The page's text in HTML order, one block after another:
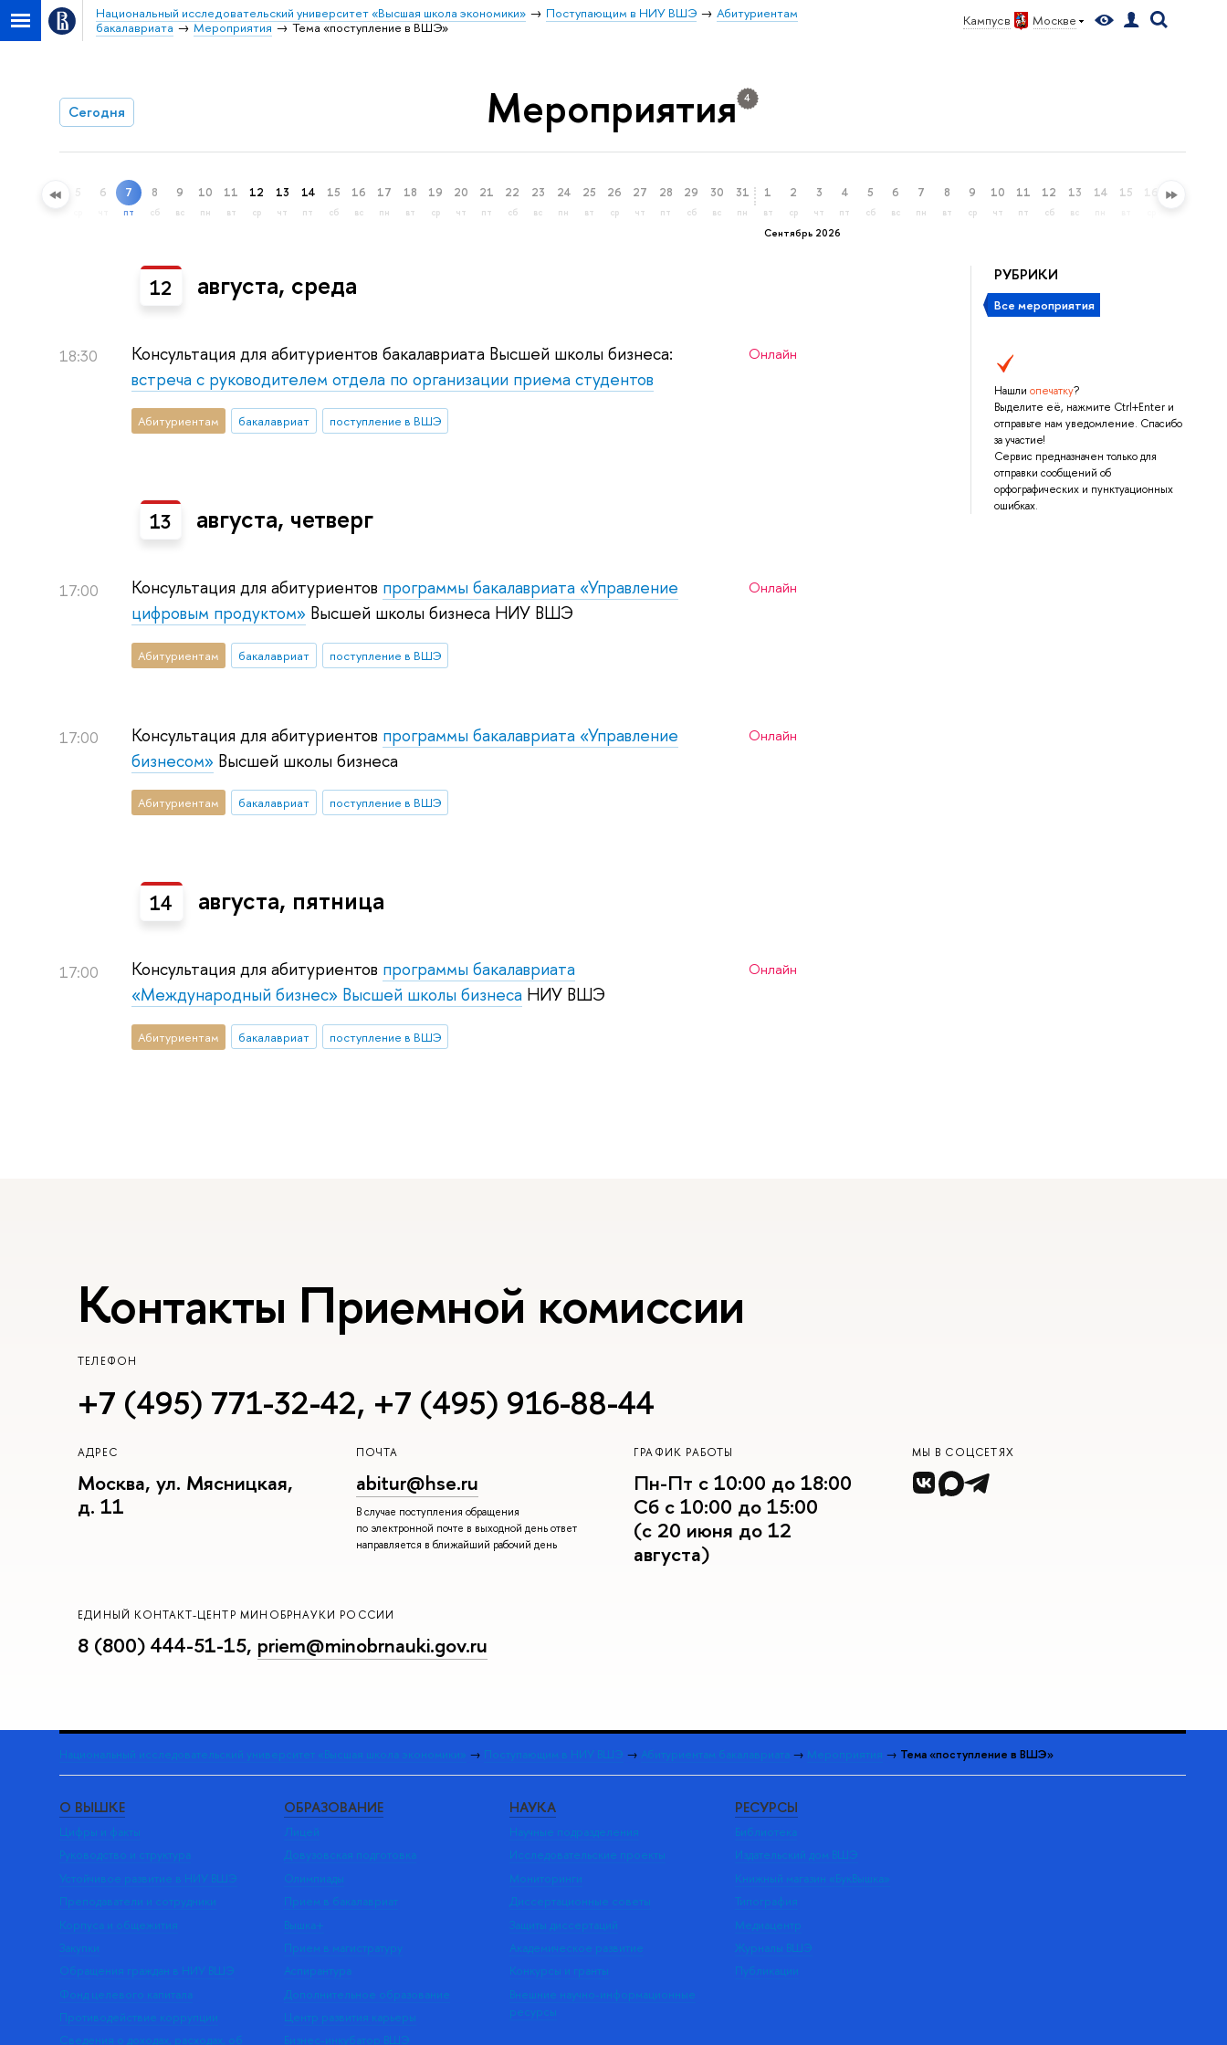
Кампус в Москве
Национальный исследовательский университет «Высшая школа экономики» Поступающим в НИУ ВШЭ
Абитуриентам
бакалавриата
Мероприятия Тема «поступление в ВШЭ»
Сегодня Мероприятия 4
поиск 5 6 7
пт
8
сб
9
вс
10
пн
11
вт
12
ср
13
чт
14
пт
15
сб
16
вс
17
пн
18
вт
19
ср
20
чт
21
пт
22
сб
23
вс
24
пн
25
вт
26
ср
27
чт
28
пт
29
сб
30
вс
31
пн
Сентябрь 2026
1
вт
2
ср
3
чт
4
пт
5
сб
6
вс
7
пн
8
вт
9
ср
10
чт
11
пт
12
сб
13
вс
14 15 16 17
РУБРИКИ
Все мероприятия
Нашли опечатку?
Выделите её, нажмите Ctrl+Enter и
отправьте нам уведомление. Спасибо
за участие!
Сервис предназначен только для
отправки сообщений об
орфографических и пунктуационных
ошибках.
12 августа, среда
18:30 Онлайн
Консультация для абитуриентов бакалавриата Высшей школы бизнеса:
встреча с руководителем отдела по организации приема студентов
Абитуриентам бакалавриат поступление в ВШЭ
13 августа, четверг
17:00 Онлайн
Консультация для абитуриентов программы бакалавриата «Управление
цифровым продуктом» Высшей школы бизнеса НИУ ВШЭ
Абитуриентам бакалавриат поступление в ВШЭ
17:00 Онлайн
Консультация для абитуриентов программы бакалавриата «Управление
бизнесом» Высшей школы бизнеса
Абитуриентам бакалавриат поступление в ВШЭ
14 августа, пятница
17:00 Онлайн
Консультация для абитуриентов программыбакалавриата
«Международный бизнес» Высшей школы бизнеса НИУ ВШЭ
Абитуриентам бакалавриат поступление в ВШЭ
Контакты Приемной комиссии
ТЕЛЕФОН
+7 (495) 771-32-42, +7 (495) 916-88-44
АДРЕС
Москва, ул. Мясницкая,
д. 11
ПОЧТА
abitur@hse.ru
В случае поступления обращения
по электронной почте в выходной день ответ
направляется в ближайший рабочий день
ГРАФИК РАБОТЫ
Пн-Пт с 10:00 до 18:00
Сб с 10:00 до 15:00
(с 20 июня до 12
августа)
МЫ В СОЦСЕТЯХ
ЕДИНЫЙ КОНТАКТ-ЦЕНТР МИНОБРНАУКИ РОССИИ
8 (800) 444-51-15, priem@minobrnauki.gov.ru
Национальный исследовательский университет «Высшая школа экономики» → Поступающим в НИУ ВШЭ → Абитуриентам бакалавриата → Мероприятия → Тема «поступление в ВШЭ»
О ВЫШКЕ
Цифры и факты
Руководство и структура
Устойчивое развитие в НИУ ВШЭ
Преподаватели и сотрудники
Корпуса и общежития
Закупки
Обращения граждан в НИУ ВШЭ
Фонд целевого капитала
Противодействие коррупции
Сведения о доходах, расходах, об
ОБРАЗОВАНИЕ
Лицей
Довузовская подготовка
Олимпиады
Прием в бакалавриат
Вышка+
Прием в магистратуру
Аспирантура
Дополнительное образование
Центр развития карьеры
Бизнес-инкубатор ВШЭ
НАУКА
Научные подразделения
Исследовательские проекты
Мониторинги
Диссертационные советы
Защиты диссертаций
Академическое развитие
Конкурсы и гранты
Внешние научно-информационные
ресурсы
РЕСУРСЫ
Библиотека
Издательский дом ВШЭ
Книжный магазин «БукВышка»
Типография
Медиацентр
Журналы ВШЭ
Публикации